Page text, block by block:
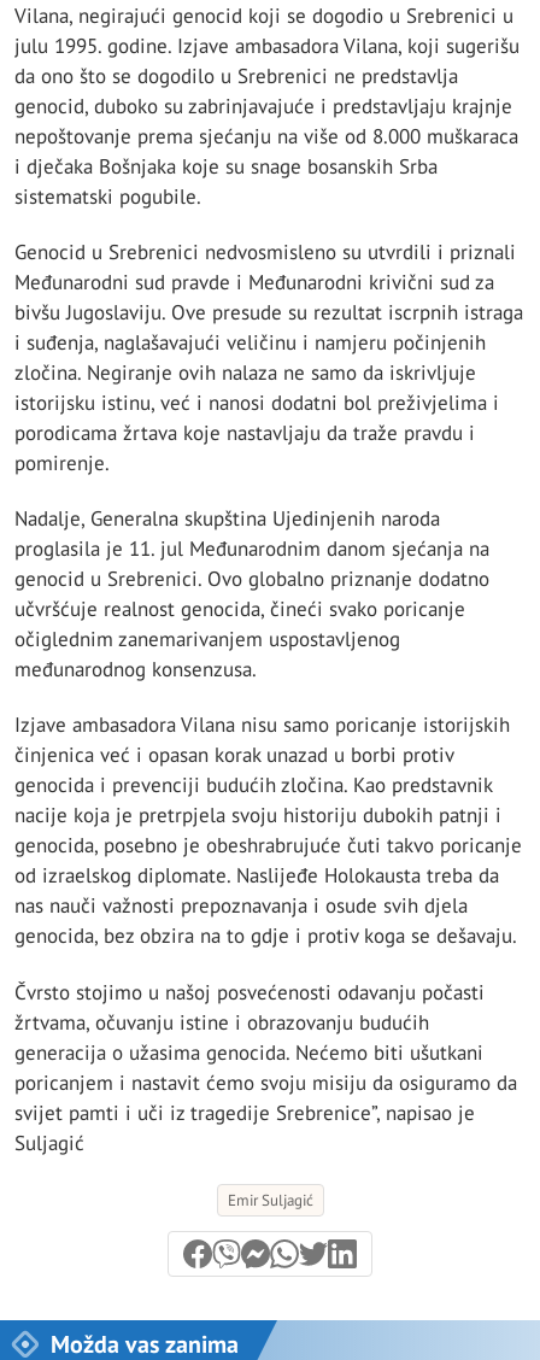
Vilana, negirajući genocid koji se dogodio u Srebrenici u
julu 1995. godine. Izjave ambasadora Vilana, koji sugerišu
da ono što se dogodilo u Srebrenici ne predstavlja
genocid, duboko su zabrinjavajuće i predstavljaju krajnje
nepoštovanje prema sjećanju na više od 8.000 muškaraca
i dječaka Bošnjaka koje su snage bosanskih Srba
sistematski pogubile.
Genocid u Srebrenici nedvosmisleno su utvrdili i priznali
Međunarodni sud pravde i Međunarodni krivični sud za
bivšu Jugoslaviju. Ove presude su rezultat iscrpnih istraga
i suđenja, naglašavajući veličinu i namjeru počinjenih
zločina. Negiranje ovih nalaza ne samo da iskrivljuje
istorijsku istinu, već i nanosi dodatni bol preživjelima i
porodicama žrtava koje nastavljaju da traže pravdu i
pomirenje.
Nadalje, Generalna skupština Ujedinjenih naroda
proglasila je 11. jul Međunarodnim danom sjećanja na
genocid u Srebrenici. Ovo globalno priznanje dodatno
učvršćuje realnost genocida, čineći svako poricanje
očiglednim zanemarivanjem uspostavljenog
međunarodnog konsenzusa.
Izjave ambasadora Vilana nisu samo poricanje istorijskih
činjenica već i opasan korak unazad u borbi protiv
genocida i prevenciji budućih zločina. Kao predstavnik
nacije koja je pretrpjela svoju historiju dubokih patnji i
genocida, posebno je obeshrabrujuće čuti takvo poricanje
od izraelskog diplomate. Naslijeđe Holokausta treba da
nas nauči važnosti prepoznavanja i osude svih djela
genocida, bez obzira na to gdje i protiv koga se dešavaju.
Čvrsto stojimo u našoj posvećenosti odavanju počasti
žrtvama, očuvanju istine i obrazovanju budućih
generacija o užasima genocida. Nećemo biti ušutkani
poricanjem i nastavit ćemo svoju misiju da osiguramo da
svijet pamti i uči iz tragedije Srebrenice”, napisao je
Suljagić
Emir Suljagić
Možda vas zanima